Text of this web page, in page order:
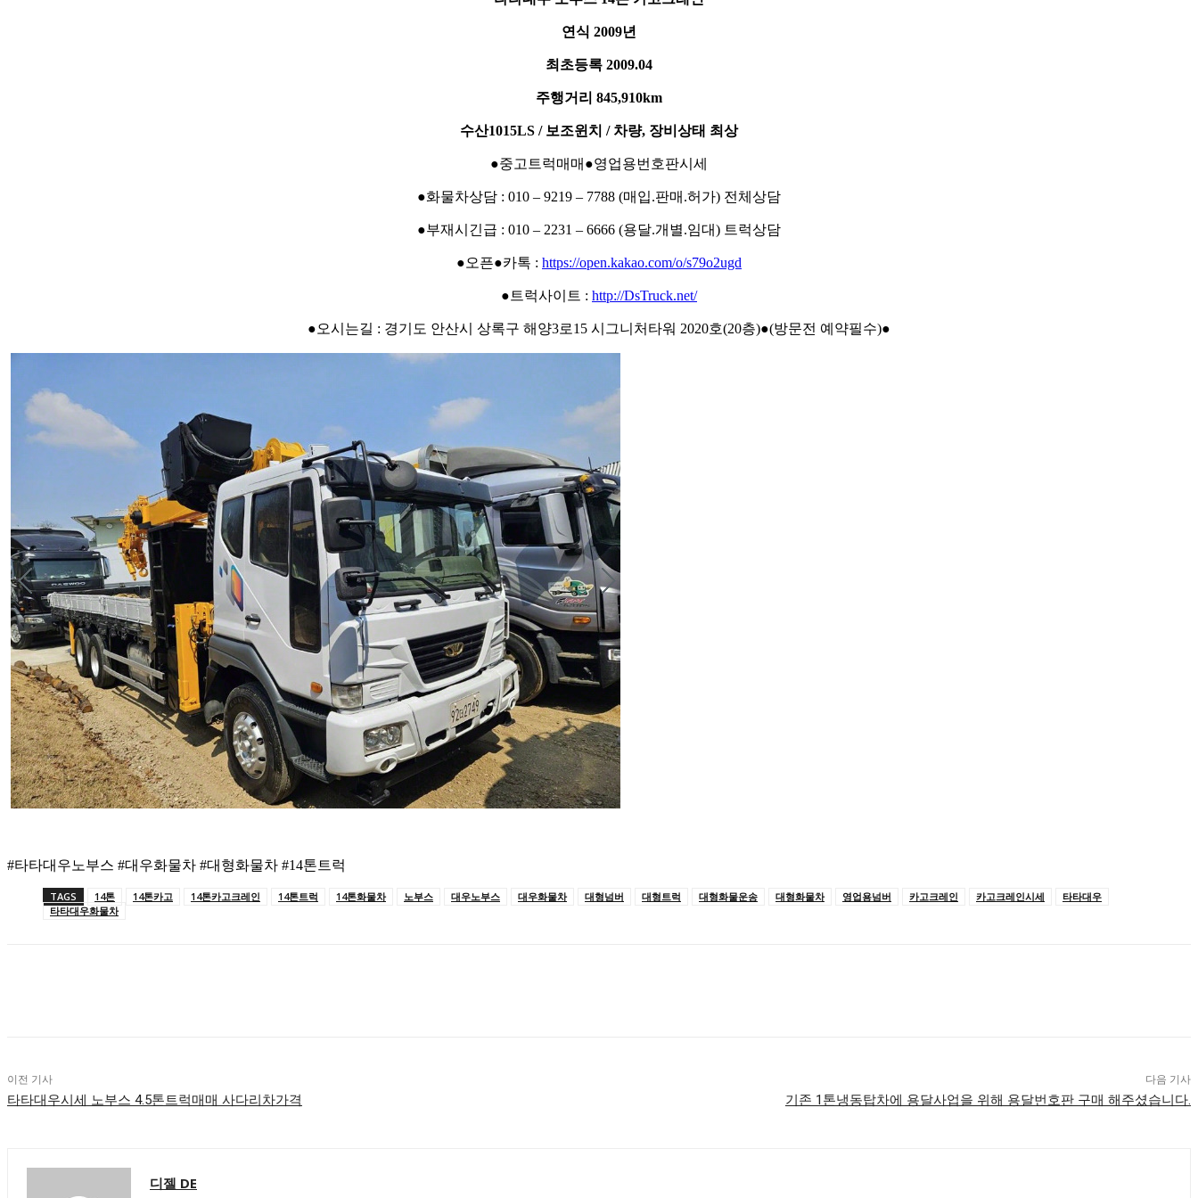
연식 2009년
최초등록 2009.04
주행거리 845,910km
수산1015LS / 보조윈치 / 차량, 장비상태 최상
●중고트럭매매●영업용번호판시세
●화물차상담 : 010 – 9219 – 7788 (매입.판매.허가) 전체상담
●부재시긴급 : 010 – 2231 – 6666 (용달.개별.임대) 트럭상담
●오픈●카톡 : https://open.kakao.com/o/s79o2ugd
●트럭사이트 : http://DsTruck.net/
●오시는길 : 경기도 안산시 상록구 해양3로15 시그니처타워 2020호(20층)●(방문전 예약필수)●
#타타대우노부스 #대우화물차 #대형화물차 #14톤트럭
TAGS 14톤 14톤카고 14톤카고크레인 14톤트럭 14톤화물차 노부스 대우노부스 대우화물차 대형넘버 대형트럭 대형화물운송 대형화물차 영업용넘버 카고크레인 카고크레인시세
타타대우
타타대우화물차
이전 기사
타타대우시세 노부스 4.5톤트럭매매 사다리차가격
다음 기사
기존 1톤냉동탑차에 용달사업을 위해 용달번호판 구매 해주셨습니다.
디젤 DE